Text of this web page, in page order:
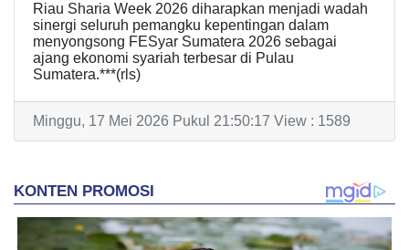
Riau Sharia Week 2026 diharapkan menjadi wadah
sinergi seluruh pemangku kepentingan dalam
menyongsong FESyar Sumatera 2026 sebagai
ajang ekonomi syariah terbesar di Pulau
Sumatera.***(rls)
Minggu, 17 Mei 2026 Pukul 21:50:17 View : 1589